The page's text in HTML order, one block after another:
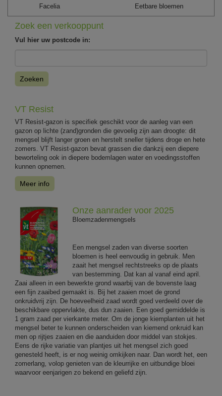
Facelia Eetbare bloemen
Zoek een verkooppunt
Vul hier uw postcode in:
Zoeken
VT Resist
VT Resist-gazon is specifiek geschikt voor de aanleg van een
gazon op lichte (zand)gronden die gevoelig zijn aan droogte: dit
mengsel blijft langer groen en herstelt sneller tijdens droge en hete
zomers. VT Resist-gazon bevat grassen die dankzij een diepere
beworteling ook in diepere bodemlagen water en voedingsstoffen
kunnen opnemen.
Meer info
Onze aanrader voor 2025
Bloemzadenmengsels
Een mengsel zaden van diverse soorten
bloemen is heel eenvoudig in gebruik. Men
zaait het mengsel rechtstreeks op de plaats
van bestemming. Dat kan al vanaf eind april.
Zaai alleen in een bewerkte grond waarbij van de bovenste laag
een fijn zaaibed gemaakt is. Bij het zaaien moet de grond
onkruidvrij zijn. De hoeveelheid zaad wordt goed verdeeld over de
beschikbare oppervlakte, dus dun zaaien. Een goed gemiddelde is
1 gram zaad per vierkante meter. Om de jonge kiemplanten uit het
mengsel beter te kunnen onderscheiden van kiemend onkruid kan
men op rijtjes zaaien en die aanduiden door middel van stokjes.
Eens de rijke variatie van plantjes uit het mengsel zich goed
genesteld heeft, is er nog weinig omkijken naar. Dan wordt het, een
zomerlang, volop genieten van de kleurrijke en uitbundige bloei
waarvoor eenjarigen zo bekend en geliefd zijn.